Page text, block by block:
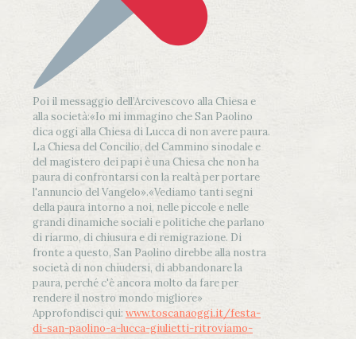
Poi il messaggio dell’Arcivescovo alla Chiesa e
alla società:«Io mi immagino che San Paolino
dica oggi alla Chiesa di Lucca di non avere paura.
La Chiesa del Concilio, del Cammino sinodale e
del magistero dei papi è una Chiesa che non ha
paura di confrontarsi con la realtà per portare
l'annuncio del Vangelo».«Vediamo tanti segni
della paura intorno a noi, nelle piccole e nelle
grandi dinamiche sociali e politiche che parlano
di riarmo, di chiusura e di remigrazione. Di
fronte a questo, San Paolino direbbe alla nostra
società di non chiudersi, di abbandonare la
paura, perché c'è ancora molto da fare per
rendere il nostro mondo migliore»
Approfondisci qui: www.toscanaoggi.it/festa-
di-san-paolino-a-lucca-giulietti-ritroviamo-